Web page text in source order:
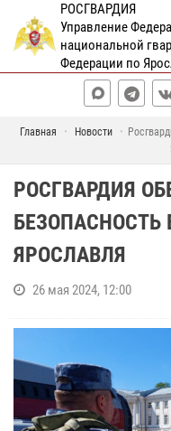
РОСГВАРДИЯ
Управление
национальной
Федерации по
Главная Новости
РОСГВАРДИЯ
БЕЗОПАСНОСТЬ
ЯРОСЛАВЛЯ
26 мая 2024, 12:00